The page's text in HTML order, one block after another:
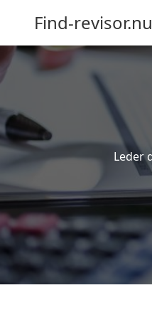
Find-revisor.nu
Leder